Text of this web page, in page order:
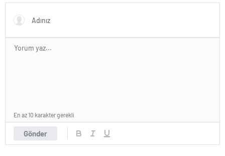
tıkanıklığının nedenleri… Tat
ve koku kaybı neden olur?
Gönder
En az 10 karakter gerekli